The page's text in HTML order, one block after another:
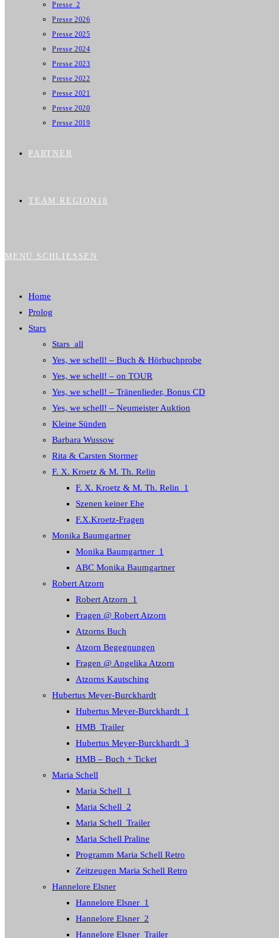
Presse_2
Presse 2026
Presse 2025
Presse 2024
Presse 2023
Presse 2022
Presse 2021
Presse 2020
Presse 2019
PARTNER
TEAM REGION18
MENÜ SCHLIESSEN
Home
Prolog
Stars
Stars_all
Yes, we schell! – Buch & Hörbuchprobe
Yes, we schell! – on TOUR
Yes, we schell! – Tränenlieder, Bonus CD
Yes, we schell! – Neumeister Auktion
Kleine Sünden
Barbara Wussow
Rita & Carsten Stormer
F. X. Kroetz & M. Th. Relin
F. X. Kroetz & M. Th. Relin_1
Szenen keiner Ehe
F.X.Kroetz-Fragen
Monika Baumgartner
Monika Baumgartner_1
ABC Monika Baumgartner
Robert Atzorn
Robert Atzorn_1
Fragen @ Robert Atzorn
Atzorns Buch
Atzorn Begegnungen
Fragen @ Angelika Atzorn
Atzorns Kautsching
Hubertus Meyer-Burckhardt
Hubertus Meyer-Burckhardt_1
HMB_Trailer
Hubertus Meyer-Burckhardt_3
HMB – Buch + Ticket
Maria Schell
Maria Schell_1
Maria Schell_2
Maria Schell_Trailer
Maria Schell Praline
Programm Maria Schell Retro
Zeitzeugen Maria Schell Retro
Hannelore Elsner
Hannelore Elsner_1
Hannelore Elsner_2
Hannelore Elsner_Trailer